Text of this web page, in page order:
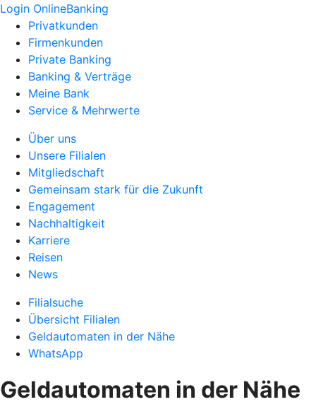
Login OnlineBanking
Privatkunden
Firmenkunden
Private Banking
Banking & Verträge
Meine Bank
Service & Mehrwerte
Über uns
Unsere Filialen
Mitgliedschaft
Gemeinsam stark für die Zukunft
Engagement
Nachhaltigkeit
Karriere
Reisen
News
Filialsuche
Übersicht Filialen
Geldautomaten in der Nähe
WhatsApp
Geldautomaten in der Nähe